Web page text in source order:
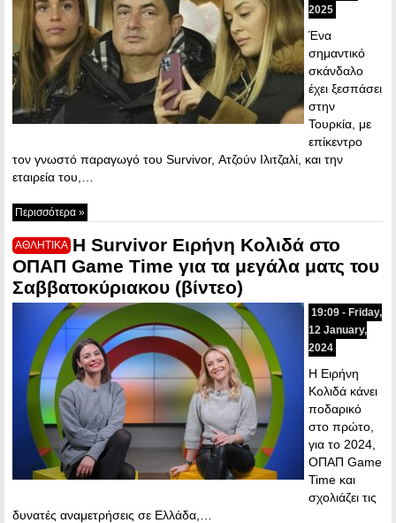
2025
Ένα
σημαντικό
σκάνδαλο
έχει ξεσπάσει
στην
Τουρκία, με
επίκεντρο
τον γνωστό παραγωγό του Survivor, Ατζούν Ιλιτζαλί, και την
εταιρεία του,…
Περισσότερα »
ΑΘΛΗΤΙΚΑ Η Survivor Ειρήνη Κολιδά στο
ΟΠΑΠ Game Time για τα μεγάλα ματς του
Σαββατοκύριακου (βίντεο)
19:09 - Friday,
12 January,
2024
Η Ειρήνη
Κολιδά κάνει
ποδαρικό
στο πρώτο,
για το 2024,
ΟΠΑΠ Game
Time και
σχολιάζει τις
δυνατές αναμετρήσεις σε Ελλάδα,…